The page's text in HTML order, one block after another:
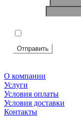
Отправить
О компании
Услуги
Условия оплаты
Условия доставки
Контакты